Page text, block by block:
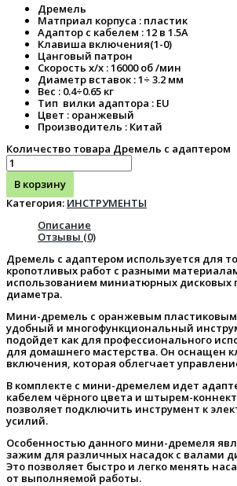
Дремель
Матприал корпуса : пластик
Адаптор с кабелем : 12 в 1.5А
Клавиша включения(1-0)
Цанговый патрон
Скорость х/х : 16000 об /мин
Диаметр вставок : 1÷ 3.2 мм
Вес : 0.4÷0.65 кг
Тип вилки адаптора : EU
Цвет : оранжевый
Производитель : Китай
Количество товара Дремель с адаптером
В корзину
Категория: ИНСТРУМЕНТЫ
Описание
Отзывы (0)
Дремель с адаптером используется для
кропотливых работ с разными
использованием миниатюрных дисковых
диаметра.
Мини-дремель с оранжевым
удобный и многофункциональный
подойдет как для профессионального
для домашнего мастерства. Он оснащен
включения, которая облегчает
В комплекте с мини-дремелем идет
кабелем чёрного цвета и штырем-
позволяет подключить инструмент к
усилий.
Особенностью данного мини-дремеля
зажим для различных насадок с валами
Это позволяет быстро и легко менять
от выполняемой работы.